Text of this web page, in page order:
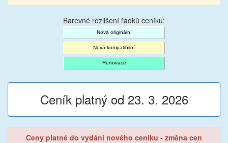
Barevné rozlišení řádků ceníku:
Nová originální
Nová kompatibilní
Renovace
Ceník platný od 23. 3. 2026
Ceny platné do vydání nového ceníku - změna cen